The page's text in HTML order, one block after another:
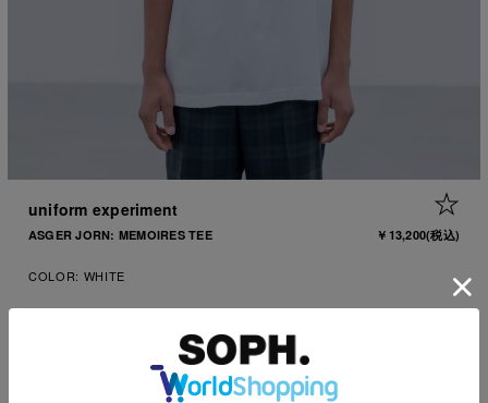
uniform experiment
ASGER JORN: MEMOIRES TEE ￥13,200(税込)
COLOR: WHITE